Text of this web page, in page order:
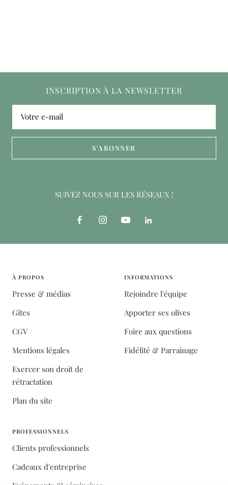
INSCRIPTION À LA NEWSLETTER
Votre e-mail
S'ABONNER
SUIVEZ NOUS SUR LES RÉSEAUX !
À PROPOS
Presse & médias
Gîtes
CGV
Mentions légales
Exercer son droit de
rétractation
Plan du site
INFORMATIONS
Rejoindre l'équipe
Apporter ses olives
Foire aux questions
Fidélité & Parrainage
PROFESSIONNELS
Clients professionnels
Cadeaux d'entreprise